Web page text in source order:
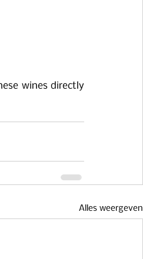
wines directly
Alles weergeven